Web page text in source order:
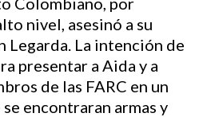
nivel, asesinó a su
Legarda. La intención de
presentar a Aida y a
de las FARC en un
encontraran armas y